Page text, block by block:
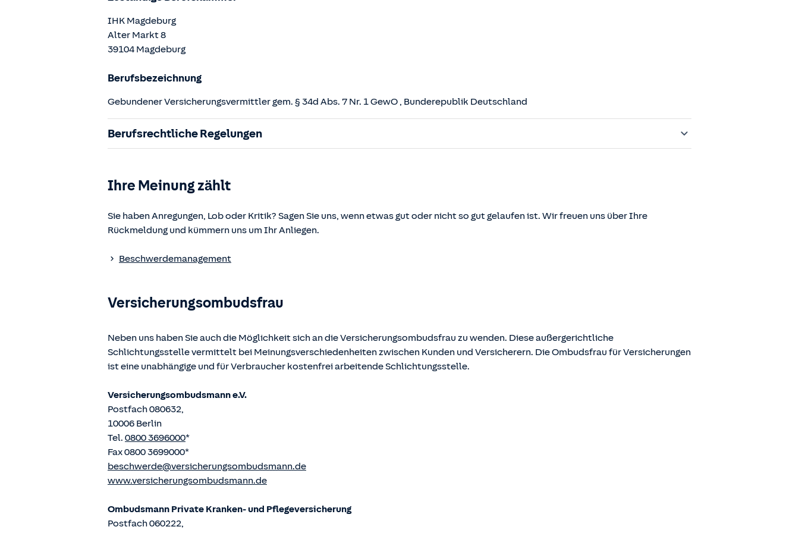
IHK Magdeburg
Alter Markt8
39104 Magdeburg
Berufsbezeichnung
Gebundener Versicherungsvermittler gem. § 34d Abs. 7 Nr. 1 GewO , Bunderepublik Deutschland
Berufsrechtliche Regelungen
§§ 59 – 68 Gesetz über den Versicherungsvertrag (VVG)
§ 48b Versicherungsaufsichtsgesetz (VAG)
Verordnung über die Versicherungsvermittlung und -beratung (VersVermV)
www.gesetze-im-internet.de
Ihre Meinung zählt
Sie haben Anregungen, Lob oder Kritik? Sagen Sie uns, wenn etwas gut oder nicht so gut gelaufen ist. Wir freuen uns über Ihre
Rückmeldung und kümmern uns um Ihr Anliegen.
Beschwerdemanagement
Versicherungsombudsfrau
Neben uns haben Sie auch die Möglichkeit sich an die Versicherungsombudsfrau zu wenden. Diese außergerichtliche
Schlichtungsstelle vermittelt bei Meinungsverschiedenheiten zwischen Kunden und Versicherern. Die Ombudsfrau für Versicherungen
ist eine unabhängige und für Verbraucher kostenfrei arbeitende Schlichtungsstelle.
Versicherungsombudsmann e.V.
Postfach 080632,
10006 Berlin
Tel. 0800 3696000*
Fax 0800 3699000*
beschwerde@versicherungsombudsmann.de
www.versicherungsombudsmann.de
Ombudsmann Private Kranken- und Pflege­versicherung
Postfach 060222,